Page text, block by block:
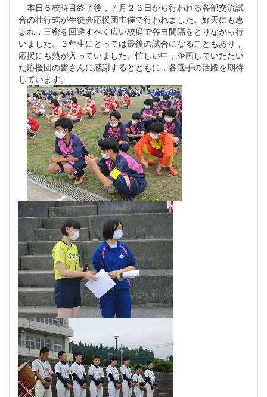
本日６校時目終了後，７月２３日から行われる各部交流試
合の壮行式が生徒会応援団主催で行われました。好天にも恵
まれ，三密を回避すべく広い校庭で各自間隔をとりながら行
いました。３年生にとっては最後の試合になることもあり，
応援にも熱が入っていました。忙しい中，企画していただい
た応援団の皆さんに感謝するとともに，各選手の活躍を期待
しています。